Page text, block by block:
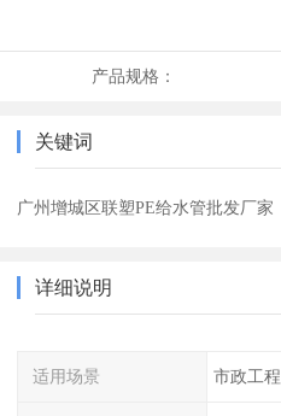
产品规格：
关键词
广州增城区联塑PE给水管批发厂家
详细说明
适用场景 市政工程